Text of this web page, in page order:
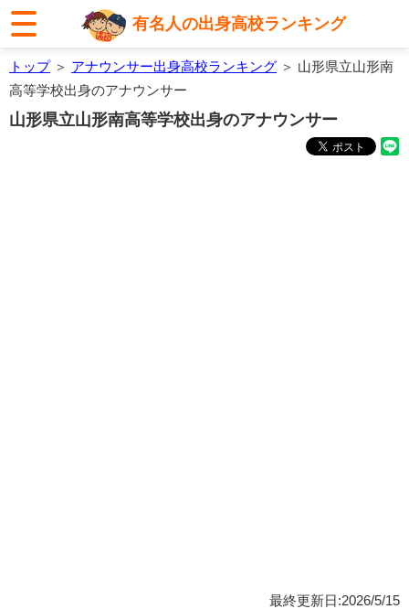
有名人の出身高校ランキング
トップ＞ アナウンサー出身高校ランキング ＞ 山形県立山形南
高等学校出身のアナウンサー
山形県立山形南高等学校出身のアナウンサー
最終更新日:2026/5/15